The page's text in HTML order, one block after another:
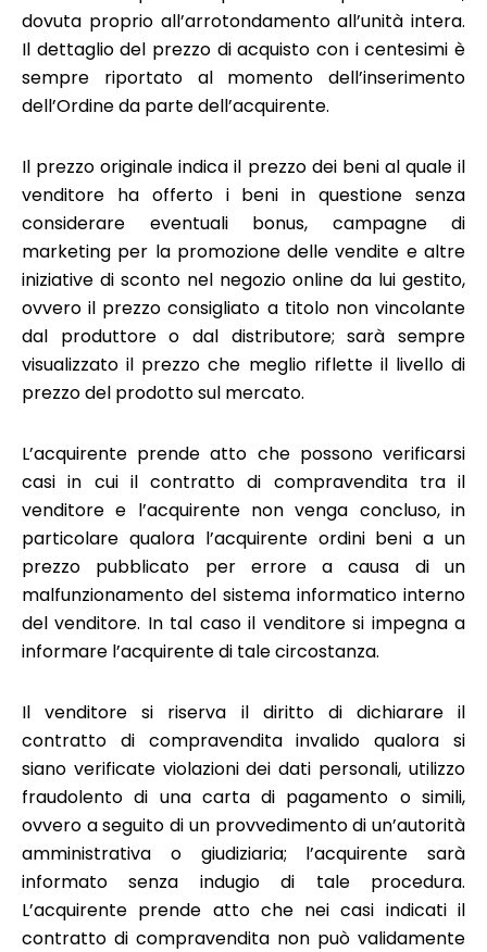
dovuta proprio all’arrotondamento all’unità intera.
Il dettaglio del prezzo di acquisto con i centesimi è
sempre riportato al momento dell’inserimento
dell’Ordine da parte dell’acquirente.
Il prezzo originale indica il prezzo dei beni al quale il
venditore ha offerto i beni in questione senza
considerare eventuali bonus, campagne di
marketing per la promozione delle vendite e altre
iniziative di sconto nel negozio online da lui gestito,
ovvero il prezzo consigliato a titolo non vincolante
dal produttore o dal distributore; sarà sempre
visualizzato il prezzo che meglio riflette il livello di
prezzo del prodotto sul mercato.
L’acquirente prende atto che possono verificarsi
casi in cui il contratto di compravendita tra il
venditore e l’acquirente non venga concluso, in
particolare qualora l’acquirente ordini beni a un
prezzo pubblicato per errore a causa di un
malfunzionamento del sistema informatico interno
del venditore. In tal caso il venditore si impegna a
informare l’acquirente di tale circostanza.
Il venditore si riserva il diritto di dichiarare il
contratto di compravendita invalido qualora si
siano verificate violazioni dei dati personali, utilizzo
fraudolento di una carta di pagamento o simili,
ovvero a seguito di un provvedimento di un’autorità
amministrativa o giudiziaria; l’acquirente sarà
informato senza indugio di tale procedura.
L’acquirente prende atto che nei casi indicati il
contratto di compravendita non può validamente